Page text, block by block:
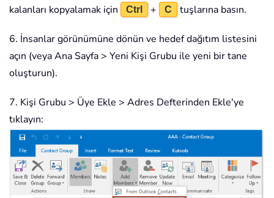
kalanları kopyalamak için
Ctrl + C tuşlarına basın.
6. İnsanlar görünümüne dönün ve hedef dağıtım listesini
açın (veya Ana Sayfa > Yeni Kişi Grubu ile yeni bir tane
oluşturun).
7. Kişi Grubu > Üye Ekle > Adres Defterinden Ekle'ye
tıklayın: